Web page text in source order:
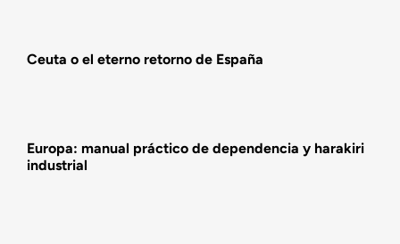
Ceuta o el eterno retorno de España
Europa: manual práctico de dependencia y harakiri
industrial